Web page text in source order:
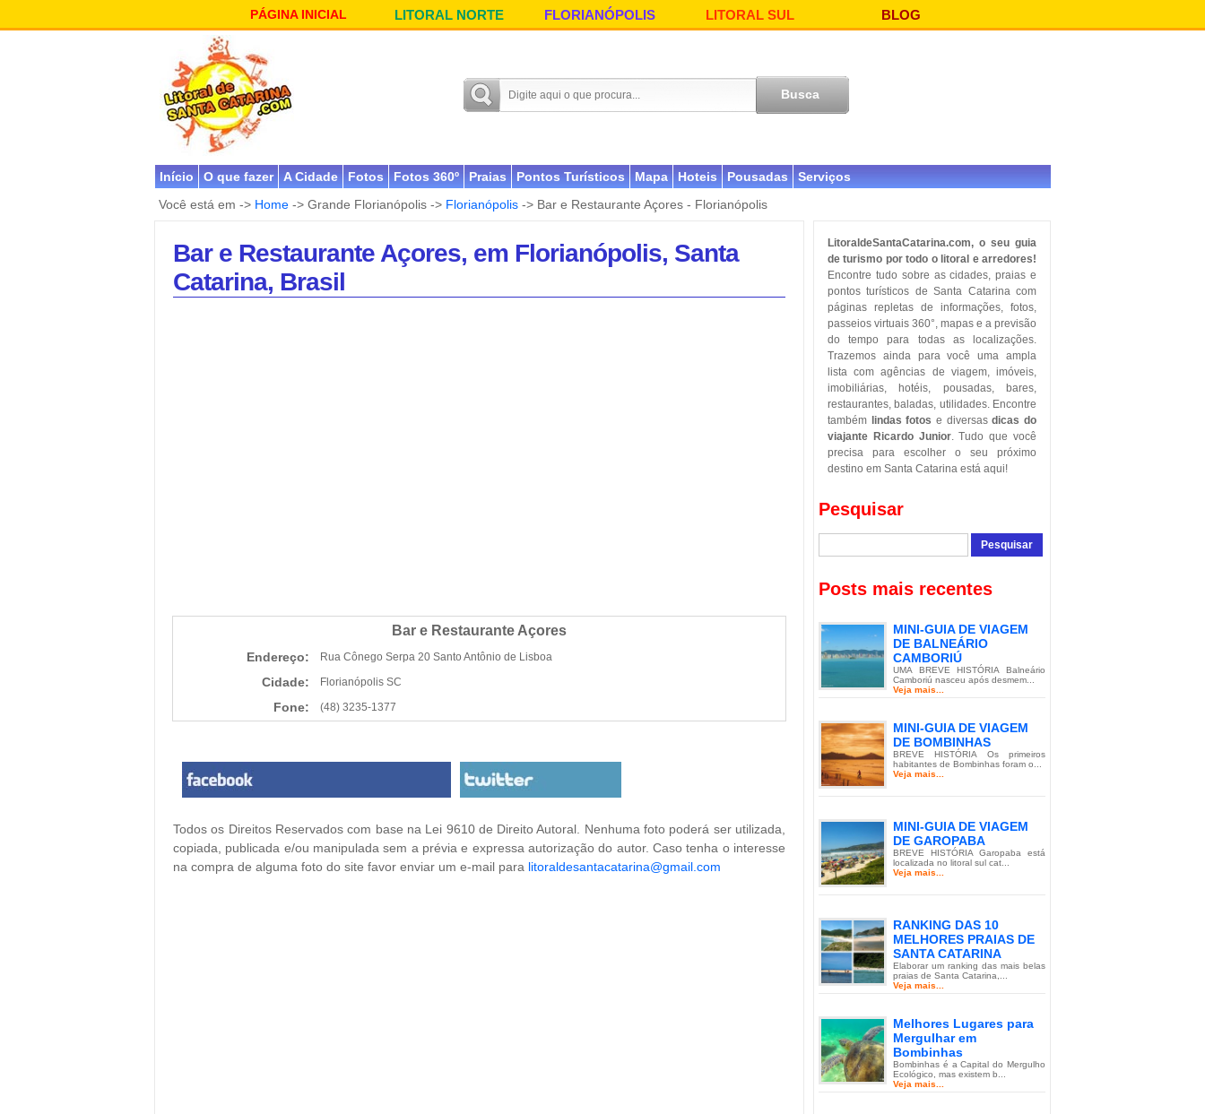
PÁGINA INICIAL LITORAL NORTE FLORIANÓPOLIS LITORAL SUL BLOG
Início O que fazer A Cidade Fotos Fotos 360º Praias Pontos Turísticos Mapa Hoteis Pousadas
Serviços
Você está em -> Home -> Grande Florianópolis -> Florianópolis -> Bar e Restaurante Açores - Florianópolis
Bar e Restaurante Açores, em Florianópolis, Santa
Catarina, Brasil
Bar e Restaurante Açores
Endereço: Rua Cônego Serpa 20 Santo Antônio de Lisboa
Cidade: Florianópolis SC
Fone: (48) 3235-1377
Todos os Direitos Reservados com base na Lei 9610 de Direito Autoral. Nenhuma foto poderá ser utilizada,
copiada, publicada e/ou manipulada sem a prévia e expressa autorização do autor. Caso tenha o interesse
na compra de alguma foto do site favor enviar um e-mail para litoraldesantacatarina@gmail.com
LitoraldeSantaCatarina.com, o seu guia
de turismo por todo o litoral e arredores!
Encontre tudo sobre as cidades, praias e
pontos turísticos de Santa Catarina com
páginas repletas de informações, fotos,
passeios virtuais 360°, mapas e a previsão
do tempo para todas as localizações.
Trazemos ainda para você uma ampla
lista com agências de viagem, imóveis,
imobiliárias, hotéis, pousadas, bares,
restaurantes, baladas, utilidades. Encontre
também
lindas fotos e diversasdicas do
viajante Ricardo Junior. Tudo que você
precisa para escolher o seu próximo
destino em Santa Catarina está aqui!
Pesquisar
Posts mais recentes
MINI-GUIA DE VIAGEM
DE BALNEÁRIO
CAMBORIÚ
UMA BREVE HISTÓRIA Balneário
Camboriú nasceu após desmem...
Veja mais...
MINI-GUIA DE VIAGEM
DE BOMBINHAS
BREVE HISTÓRIA Os primeiros
habitantes de Bombinhas foram o...
Veja mais...
MINI-GUIA DE VIAGEM
DE GAROPABA
BREVE HISTÓRIA Garopaba está
localizada no litoral sul cat...
Veja mais...
RANKING DAS 10
MELHORES PRAIAS DE
SANTA CATARINA
Elaborar um ranking das mais belas
praias de Santa Catarina,...
Veja mais...
Melhores Lugares para
Mergulhar em
Bombinhas
Bombinhas é a Capital do Mergulho
Ecológico, mas existem b...
Veja mais...